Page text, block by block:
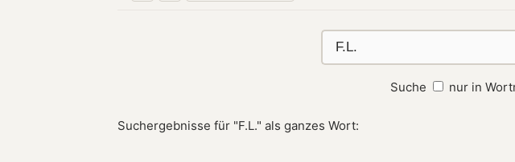
Suche nur in
Suchergebnisse für "F.L." als ganzes Wort: